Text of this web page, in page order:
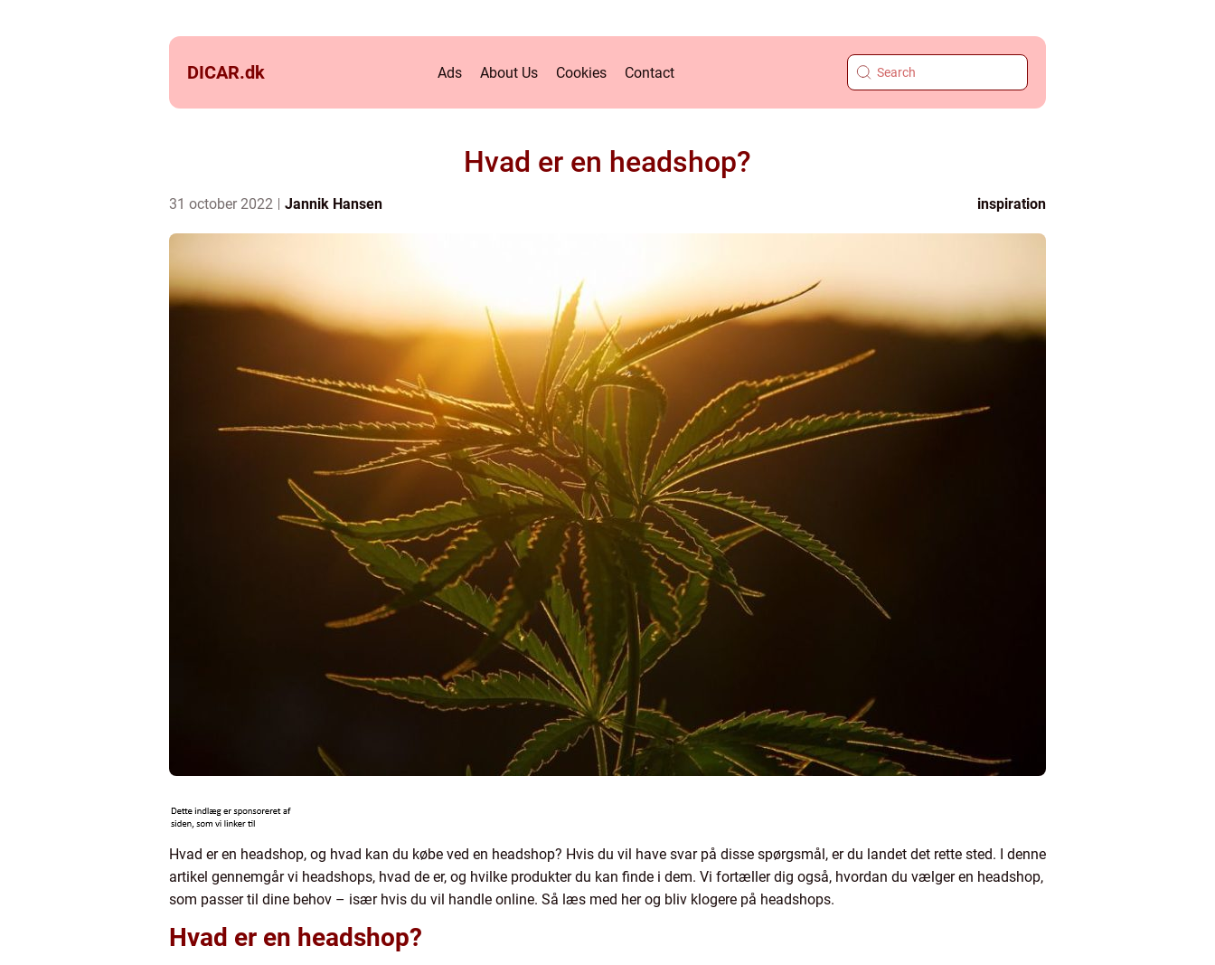
DICAR.dk Ads About Us Cookies Contact
Hvad er en headshop?
31 october 2022 Jannik Hansen inspiration
Hvad er en headshop, og hvad kan du købe ved en headshop? Hvis du vil have svar på disse spørgsmål, er du landet det rette sted. I denne
artikel gennemgår vi headshops, hvad de er, og hvilke produkter du kan finde i dem. Vi fortæller dig også, hvordan du vælger en headshop,
som passer til dine behov – især hvis du vil handle online. Så læs med her og bliv klogere på headshops.
Hvad er en headshop?